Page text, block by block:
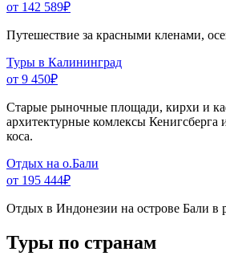
от 142 589₽
Путешествие за красными кленами,
Туры в Калининград
от 9 450₽
Старые рыночные площади, кирхи и
архитектурные комлексы Кенигсберга
коса.
Отдых на о.Бали
от 195 444₽
Отдых в Индонезии на острове Бали в
Туры по странам